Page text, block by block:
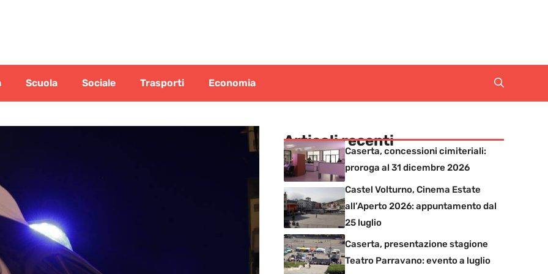
Scuola Sociale Trasporti Economia
Articoli recenti
Caserta, concessioni cimiteriali:
proroga al 31 dicembre 2026
Castel Volturno, Cinema Estate
all’Aperto 2026: appuntamento dal
25 luglio
Caserta, presentazione stagione
Teatro Parravano: evento a luglio